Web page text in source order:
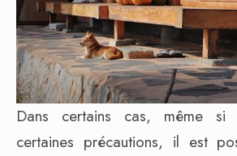
Dans certains cas, même
certaines précautions, il est